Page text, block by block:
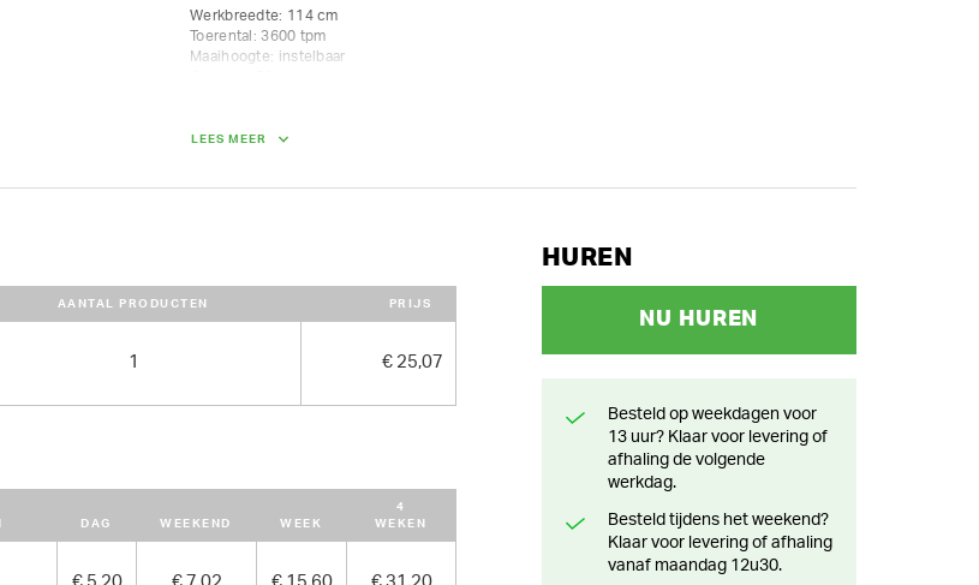
Werkbreedte: 114 cm
Toerental: 3600 tpm
Maaihoogte: instelbaar
160 cm x 114 cm x 86 cm
LEES MEER
AANTAL PRODUCTEN PRIJS
1 € 25,07
DAG WEEKEND WEEK
4
WEKEN
€ 5,20 € 7,02 € 15,60 € 31,20
HUREN
NU HUREN
Besteld op weekdagen voor
13 uur? Klaar voor levering of
afhaling de volgende
werkdag.
Besteld tijdens het weekend?
Klaar voor levering of afhaling
vanaf maandag 12u30.